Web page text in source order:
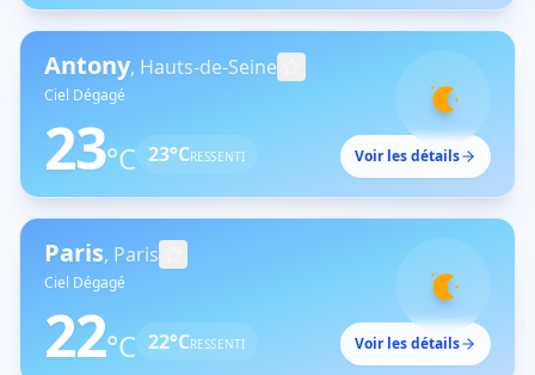
Antony, Hauts-de-Seine
Ciel Dégagé
23°C 23°CRESSENTI Voir les détails
Paris, Paris
Ciel Dégagé
22°C 22°CRESSENTI Voir les détails